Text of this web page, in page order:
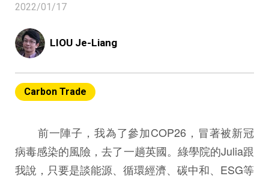
2022/01/17
LIOU Je-Liang
Carbon Trade
前一陣子，我為了參加COP26，冒著被新冠
病毒感染的風險，去了一趟英國。綠學院的Julia跟
我說，只要是談能源、循環經濟、碳中和、ESG等